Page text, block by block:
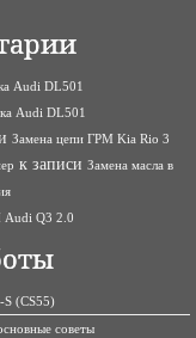
Audi DL501
Audi DL501
Замена цепи ГРМ Kia Rio 3
к записи Замена масла в
Audi Q3 2.0
S (CS55)
советы